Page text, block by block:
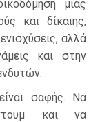
μιας
και δίκαιης,
αλλά
και στην
σαφής. Nα
και να